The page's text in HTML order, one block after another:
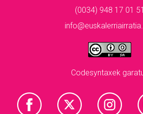
(0034) 948 17 01 51
Codesyntaxek